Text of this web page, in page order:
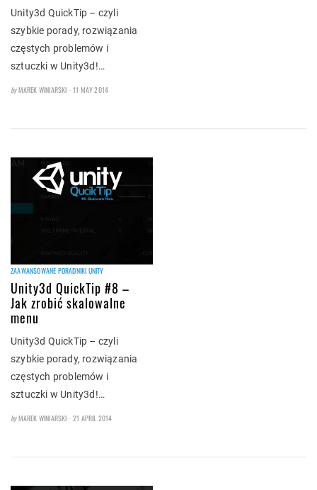
Unity3d QuickTip – czyli
szybkie porady, rozwiązania
częstych problemów i
sztuczki w Unity3d!…
byMAREK WINIARSKI POSTED
11 MAY 2014
ZAAWANSOWANE PORADNIKI UNITY
Unity3d QuickTip #8 –
Jak zrobić skalowalne
menu
Unity3d QuickTip – czyli
szybkie porady, rozwiązania
częstych problemów i
sztuczki w Unity3d!…
byMAREK WINIARSKI POSTED
21 APRIL 2014